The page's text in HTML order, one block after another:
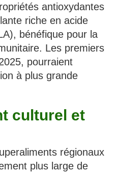
antioxydantes
riche en acide
bénéfique pour la
Les premiers
pourraient
à plus grande
culturel et
régionaux
plus large de